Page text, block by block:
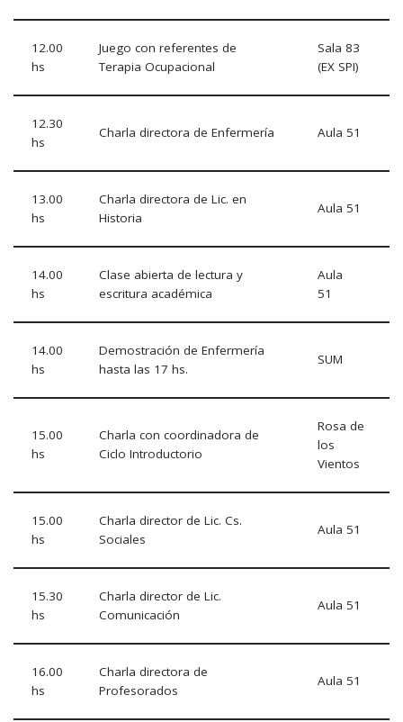
12.00
hs
Juego con referentes de
Terapia Ocupacional
Sala 83
(EX SPI)
12.30
hs
Charla directora de Enfermería Aula 51
13.00
hs
Charla directora de Lic. en
Historia
Aula 51
14.00
hs
Clase abierta de lectura y
escritura académica
Aula
51
14.00
hs
Demostración de Enfermería
hasta las 17 hs.
SUM
15.00
hs
Charla con coordinadora de
Ciclo Introductorio
Rosa de
los
Vientos
15.00
hs
Charla director de Lic. Cs.
Sociales
Aula 51
15.30
hs
Charla director de Lic.
Comunicación
Aula 51
16.00
hs
Charla directora de
Profesorados
Aula 51